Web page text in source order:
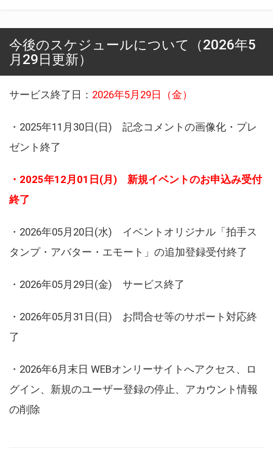
今後のスケジュールについて（2026年5
月29日更新）
サービス終了日： 2026年5月29日（金）
・2025年11月30日(日) 記念コメントの画像化・プレ
ゼント終了
・2025年12月01日(月) 新規イベントのお申込み受付
終了
・2026年05月20日(水) イベントオリジナル「拍手ス
タンプ・アバター・エモート」の追加登録受付終了
・2026年05月29日(金) サービス終了
・2026年05月31日(日) お問合せ等のサポート対応終
了
・2026年6月末日 WEBオンリーサイトへアクセス、ロ
グイン、新規のユーザー登録の停止、アカウント情報
の削除